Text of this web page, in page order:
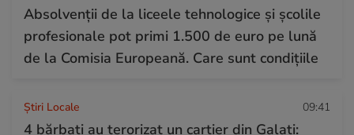
Absolvenții de la liceele tehnologice și școlile
profesionale pot primi 1.500 de euro pe lună
de la Comisia Europeană. Care sunt condițiile
Știri Locale 09:41
4 bărbați au terorizat un cartier din Galați: